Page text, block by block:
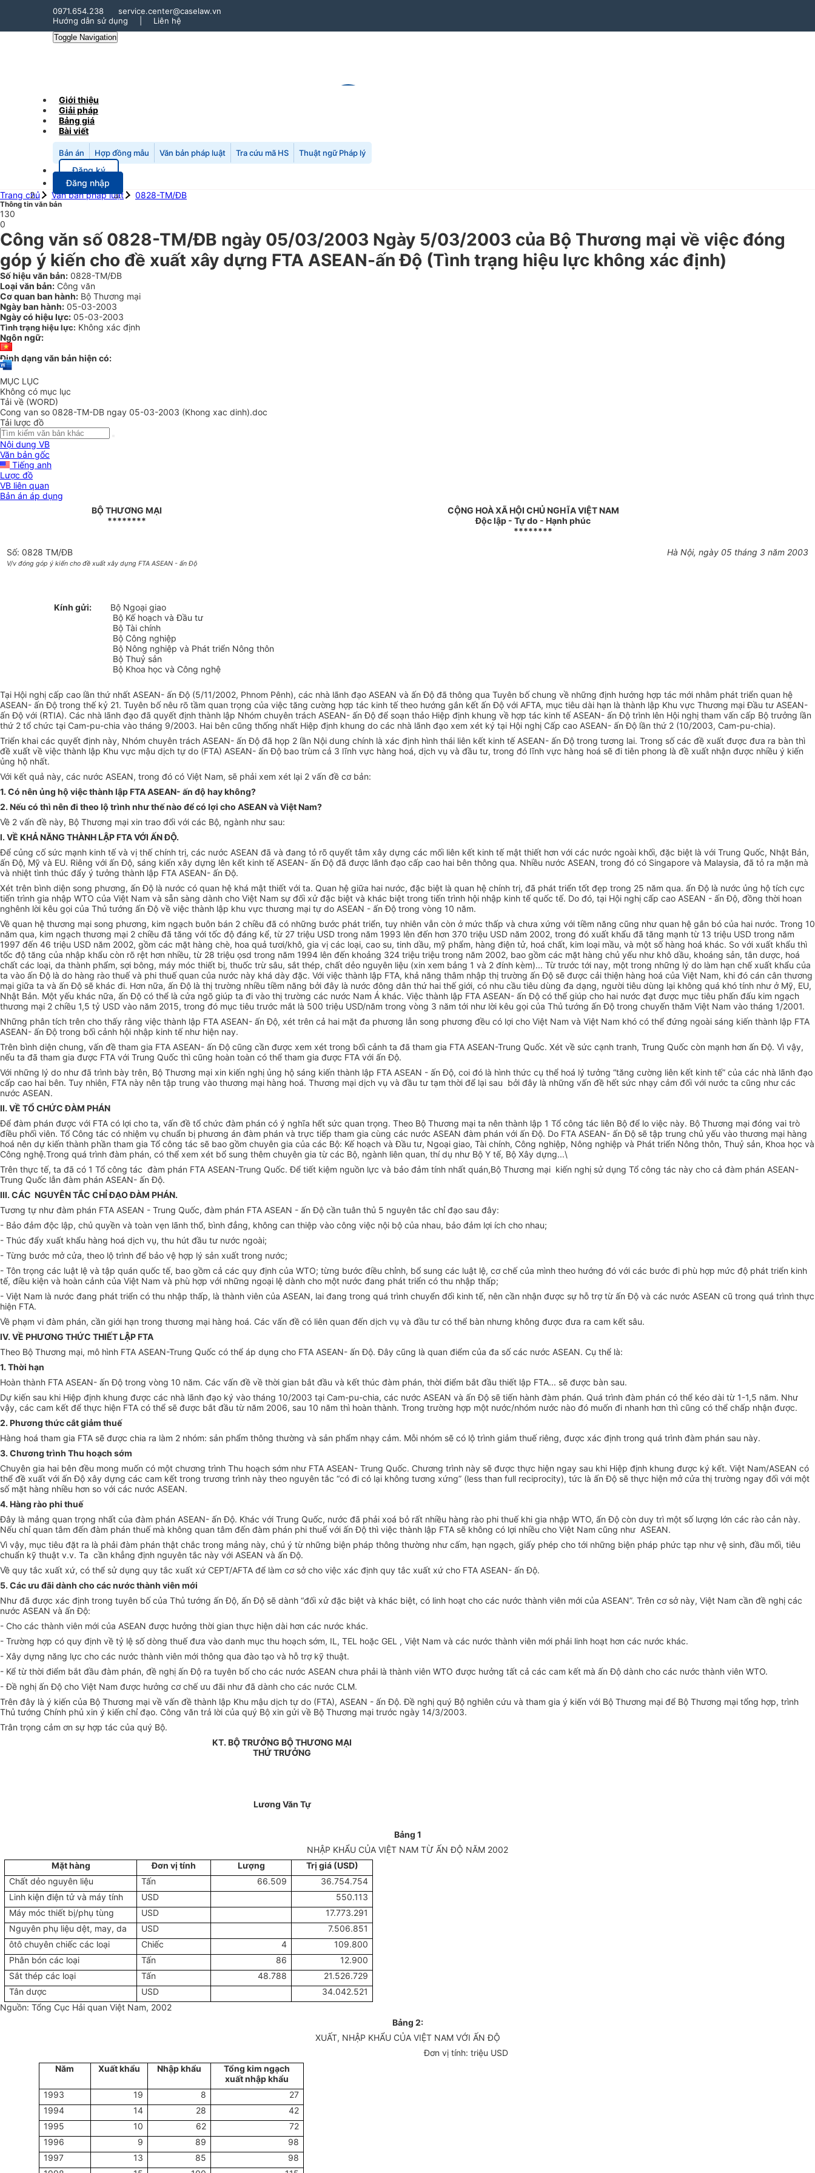
0971.654.238
service.center@caselaw.vn
Hướng dẫn sử dụng
Liên hệ
Toggle Navigation
Giới thiệu
Giải pháp
Bảng giá
Bài viết
Bản án Hợp đồng mẫu Văn bản pháp luật Tra cứu mã HS Thuật ngữ Pháp lý
Đăng ký
Đăng nhập
Trang chủ
Văn bản pháp luật 0828-TM/ĐB
Thông tin văn bản
130
0
Công văn số 0828-TM/ĐB ngày 05/03/2003 Ngày 5/03/2003 của Bộ Thương mại về việc đóng
góp ý kiến cho đề xuất xây dựng FTA ASEAN-ấn Độ (Tình trạng hiệu lực không xác định)
Số hiệu văn bản: 0828-TM/ĐB
Loại văn bản: Công văn
Cơ quan ban hành: Bộ Thương mại
Ngày ban hành: 05-03-2003
Ngày có hiệu lực: 05-03-2003
Tình trạng hiệu lực: Không xác định
Ngôn ngữ:
Định dạng văn bản hiện có:
MỤC LỤC
Không có mục lục
Tải về (WORD)
Cong van so 0828-TM-DB ngay 05-03-2003 (Khong xac dinh).doc
Tải lược đồ
Nội dung VB
Văn bản gốc
Tiếng anh
Lược đồ
VB liên quan
Bản án áp dụng
BỘ THƯƠNG MẠI
********
CỘNG HOÀ XÃ HỘI CHỦ NGHĨA VIỆT NAM
Độc lập - Tự do - Hạnh phúc
********
Số: 0828 TM/ĐB
V/v đóng góp ý kiến cho đề xuất xây dựng FTA ASEAN - ấn Độ
Hà Nội, ngày 05 tháng 3 năm 2003
Kính gửi:
Bộ Ngoại giao
Bộ Kế hoạch và Đầu tư
Bộ Tài chính
Bộ Công nghiệp
Bộ Nông nghiệp và Phát triển Nông thôn
Bộ Thuỷ sản
Bộ Khoa học và Công nghệ
Tại Hội nghị cấp cao lần thứ nhất ASEAN- ấn Độ (5/11/2002, Phnom Pênh), các nhà lãnh đạo ASEAN và ấn Độ đã thông qua Tuyên bố chung về những định hướng hợp tác mới nhằm phát triển quan hệ
ASEAN- ấn Độ trong thế kỷ 21. Tuyên bố nêu rõ tầm quan trọng của việc tăng cường hợp tác kinh tế theo hướng gắn kết ấn Độ với AFTA, mục tiêu dài hạn là thành lập Khu vực Thương mại Đầu tư ASEAN-
ấn Độ với (RTIA). Các nhà lãnh đạo đã quyết định thành lập Nhóm chuyên trách ASEAN- ấn Độ để soạn thảo Hiệp định khung về hợp tác kinh tế ASEAN- ấn Độ trình lên Hội nghị tham vấn cấp Bộ trưởng lần
thứ 2 tổ chức tại Cam-pu-chia vào tháng 9/2003. Hai bên cũng thống nhất Hiệp định khung do các nhà lãnh đạo xem xét ký tại Hội nghị Cấp cao ASEAN- ấn Độ lần thứ 2 (10/2003, Cam-pu-chia).
Triển khai các quyết định này, Nhóm chuyên trách ASEAN- ấn Độ đã họp 2 lần Nội dung chính là xác định hình thái liên kết kinh tế ASEAN- ấn Độ trong tương lai. Trong số các đề xuất được đưa ra bàn thì
đề xuất về việc thành lập Khu vực mậu dịch tự do (FTA) ASEAN- ấn Độ bao trùm cả 3 lĩnh vực hàng hoá, dịch vụ và đầu tư, trong đó lĩnh vực hàng hoá sẽ đi tiên phong là đề xuất nhận được nhiều ý kiến
ủng hộ nhất.
Với kết quả này, các nước ASEAN, trong đó có Việt Nam, sẽ phải xem xét lại 2 vấn đề cơ bản:
1. Có nên ủng hộ việc thành lập FTA ASEAN- ấn độ hay không?
2. Nếu có thì nên đi theo lộ trình như thế nào để có lợi cho ASEAN và Việt Nam?
Về 2 vấn đề này, Bộ Thương mại xin trao đổi với các Bộ, ngành như sau:
I. VỀ KHẢ NĂNG THÀNH LẬP FTA VỚI ẤN ĐỘ.
Để củng cố sức mạnh kinh tế và vị thế chính trị, các nước ASEAN đã và đang tỏ rõ quyết tâm xây dựng các mối liên kết kinh tế mật thiết hơn với các nước ngoài khối, đặc biệt là với Trung Quốc, Nhật Bản,
ấn Độ, Mỹ và EU. Riêng với ấn Độ, sáng kiến xây dựng lên kết kinh tế ASEAN- ấn Độ đã được lãnh đạo cấp cao hai bên thông qua. Nhiều nước ASEAN, trong đó có Singapore và Malaysia, đã tỏ ra mặn mà
và nhiệt tình thúc đẩy ý tưởng thành lập FTA ASEAN- ấn Độ.
Xét trên bình diện song phương, ấn Độ là nước có quan hệ khá mật thiết với ta. Quan hệ giữa hai nước, đặc biệt là quan hệ chính trị, đã phát triển tốt đẹp trong 25 năm qua. ấn Độ là nước ủng hộ tích cực
tiến trình gia nhập WTO của Việt Nam và sẵn sàng dành cho Việt Nam sự đối xử đặc biệt và khác biệt trong tiến trình hội nhập kinh tế quốc tế. Do đó, tại Hội nghị cấp cao ASEAN - ấn Độ, đồng thời hoan
nghênh lời kêu gọi của Thủ tướng ấn Độ về việc thành lập khu vực thương mại tự do ASEAN - ấn Độ trong vòng 10 năm.
Về quan hệ thương mại song phương, kim ngạch buôn bán 2 chiều đã có những bước phát triển, tuy nhiên vẫn còn ở mức thấp và chưa xứng với tiềm năng cũng như quan hệ gắn bó của hai nước. Trong 10
năm qua, kim ngạch thương mại 2 chiều đã tăng với tốc độ đáng kể, từ 27 triệu USD trong năm 1993 lên đến hơn 370 triệu USD năm 2002, trong đó xuất khẩu đã tăng mạnh từ 13 triệu USD trong năm
1997 đến 46 triệu USD năm 2002, gồm các mặt hàng chè, hoa quả tươi/khô, gia vị các loại, cao su, tinh dầu, mỹ phẩm, hàng điện tử, hoá chất, kim loại mầu, và một số hàng hoá khác. So với xuất khẩu thì
tốc độ tăng của nhập khẩu còn rõ rệt hơn nhiều, từ 28 triệu ọsd trong năm 1994 lên đến khoảng 324 triệu triệu trong năm 2002, bao gồm các mặt hàng chủ yếu như khô dầu, khoáng sản, tân dược, hoá
chất các loại, da thành phẩm, sợi bông, máy móc thiết bị, thuốc trừ sâu, sắt thép, chất dẻo nguyên liệu (xin xem bảng 1 và 2 đính kèm)... Từ trước tới nay, một trong những lý do làm hạn chế xuất khẩu của
ta vào ấn Độ là do hàng rào thuế và phi thuế quan của nước này khá dày đặc. Với việc thành lập FTA, khả năng thâm nhập thị trường ấn Độ sẽ được cải thiện hàng hoá của Việt Nam, khi đó cán cân thương
mại giữa ta và ấn Độ sẽ khác đi. Hơn nữa, ấn Độ là thị trường nhiều tiềm năng bởi đây là nước đông dân thứ hai thế giới, có nhu cầu tiêu dùng đa dạng, người tiêu dùng lại không quá khó tính như ở Mỹ, EU,
Nhật Bản. Một yếu khác nữa, ấn Độ có thể là cửa ngõ giúp ta đi vào thị trường các nước Nam Á khác. Việc thành lập FTA ASEAN- ấn Độ có thể giúp cho hai nước đạt được mục tiêu phấn đấu kim ngạch
thương mại 2 chiều 1,5 tỷ USD vào năm 2015, trong đó mục tiêu trước mắt là 500 triệu USD/năm trong vòng 3 năm tới như lời kêu gọi của Thủ tướng ấn Độ trong chuyến thăm Việt Nam vào tháng 1/2001.
Những phân tích trên cho thấy rằng việc thành lập FTA ASEAN- ấn Độ, xét trên cả hai mặt đa phương lẫn song phương đều có lợi cho Việt Nam và Việt Nam khó có thể đứng ngoài sáng kiến thành lập FTA
ASEAN- ấn Độ trong bối cảnh hội nhập kinh tế như hiện nay.
Trên bình diện chung, vấn đề tham gia FTA ASEAN- ấn Độ cũng cần được xem xét trong bối cảnh ta đã tham gia FTA ASEAN-Trung Quốc. Xét về sức cạnh tranh, Trung Quốc còn mạnh hơn ấn Độ. Vì vậy,
nếu ta đã tham gia được FTA với Trung Quốc thì cũng hoàn toàn có thể tham gia được FTA với ấn Độ.
Với những lý do như đã trình bày trên, Bộ Thương mại xin kiến nghị ủng hộ sáng kiến thành lập FTA ASEAN - ấn Độ, coi đó là hình thức cụ thể hoá lý tưởng “tăng cường liên kết kinh tế” của các nhà lãnh đạo
cấp cao hai bên. Tuy nhiên, FTA này nên tập trung vào thương mại hàng hoá. Thương mại dịch vụ và đầu tư tạm thời để lại sau bởi đây là những vấn đề hết sức nhạy cảm đối với nước ta cũng như các
nước ASEAN.
II. VỀ TỔ CHỨC ĐÀM PHÁN
Để đàm phán được với FTA có lợi cho ta, vấn đề tổ chức đàm phán có ý nghĩa hết sức quan trọng. Theo Bộ Thương mại ta nên thành lập 1 Tổ công tác liên Bộ để lo việc này. Bộ Thương mại đóng vai trò
điều phối viên. Tổ Công tác có nhiệm vụ chuẩn bị phương án đàm phán và trực tiếp tham gia cùng các nước ASEAN đàm phán với ấn Độ. Do FTA ASEAN- ấn Độ sẽ tập trung chủ yếu vào thương mại hàng
hoá nên dự kiến thành phần tham gia Tổ công tác sẽ bao gồm chuyên gia của các Bộ: Kế hoạch và Đầu tư, Ngoại giao, Tài chính, Công nghiệp, Nông nghiệp và Phát triển Nông thôn, Thuỷ sản, Khoa học và
Công nghệ.Trong quá trình đàm phán, có thể xem xét bổ sung thêm chuyên gia từ các Bộ, ngành liên quan, thí dụ như Bộ Y tế, Bộ Xây dựng...\
Trên thực tế, ta đã có 1 Tổ công tác đàm phán FTA ASEAN-Trung Quốc. Để tiết kiệm nguồn lực và bảo đảm tính nhất quán,Bộ Thương mại kiến nghị sử dụng Tổ công tác này cho cả đàm phán ASEAN-
Trung Quốc lẫn đàm phán ASEAN- ấn Độ.
III. CÁC NGUYÊN TẮC CHỈ ĐẠO ĐÀM PHÁN.
Tương tự như đàm phán FTA ASEAN - Trung Quốc, đàm phán FTA ASEAN - ấn Độ cần tuân thủ 5 nguyên tắc chỉ đạo sau đây:
- Bảo đảm độc lập, chủ quyền và toàn vẹn lãnh thổ, bình đẳng, không can thiệp vào công việc nội bộ của nhau, bảo đảm lợi ích cho nhau;
- Thúc đẩy xuất khẩu hàng hoá dịch vụ, thu hút đầu tư nước ngoài;
- Từng bước mở cửa, theo lộ trình để bảo vệ hợp lý sản xuất trong nước;
- Tôn trọng các luật lệ và tập quán quốc tế, bao gồm cả các quy định của WTO; từng bước điều chỉnh, bổ sung các luật lệ, cơ chế của mình theo hướng đó với các bước đi phù hợp mức độ phát triển kinh
tế, điều kiện và hoàn cảnh của Việt Nam và phù hợp với những ngoại lệ dành cho một nước đang phát triển có thu nhập thấp;
- Việt Nam là nước đang phát triển có thu nhập thấp, là thành viên của ASEAN, lai đang trong quá trình chuyển đổi kinh tế, nên cần nhận được sự hỗ trợ từ ấn Độ và các nước ASEAN cũ trong quá trình thực
hiện FTA.
Về phạm vi đàm phán, cần giới hạn trong thương mại hàng hoá. Các vấn đề có liên quan đến dịch vụ và đầu tư có thể bàn nhưng không được đưa ra cam kết sâu.
IV. VỀ PHƯƠNG THỨC THIẾT LẬP FTA
Theo Bộ Thương mại, mô hình FTA ASEAN-Trung Quốc có thể áp dụng cho FTA ASEAN- ấn Độ. Đây cũng là quan điểm của đa số các nước ASEAN. Cụ thể là:
1. Thời hạn
Hoàn thành FTA ASEAN- ấn Độ trong vòng 10 năm. Các vấn đề về thời gian bắt đầu và kết thúc đàm phán, thời điểm bắt đầu thiết lập FTA... sẽ được bàn sau.
Dự kiến sau khi Hiệp định khung được các nhà lãnh đạo ký vào tháng 10/2003 tại Cam-pu-chia, các nước ASEAN và ấn Độ sẽ tiến hành đàm phán. Quá trình đàm phán có thể kéo dài từ 1-1,5 năm. Như
vậy, các cam kết để thực hiện FTA có thể sẽ được bắt đầu từ năm 2006, sau 10 năm thì hoàn thành. Trong trường hợp một nước/nhóm nước nào đó muốn đi nhanh hơn thì cũng có thể chấp nhận được.
2. Phương thức cắt giảm thuế
Hàng hoá tham gia FTA sẽ được chia ra làm 2 nhóm: sản phẩm thông thường và sản phẩm nhạy cảm. Mỗi nhóm sẽ có lộ trình giảm thuế riêng, được xác định trong quá trình đàm phán sau này.
3. Chương trình Thu hoạch sớm
Chuyên gia hai bên đều mong muốn có một chương trình Thu hoạch sớm như FTA ASEAN- Trung Quốc. Chương trình này sẽ được thực hiện ngay sau khi Hiệp định khung được ký kết. Việt Nam/ASEAN có
thể đề xuất với ấn Độ xây dựng các cam kết trong trương trình này theo nguyên tắc “có đi có lại không tương xứng” (less than full reciprocity), tức là ấn Độ sẽ thực hiện mở cửa thị trường ngay đối với một
số mặt hàng nhiều hơn so với các nước ASEAN.
4. Hàng rào phi thuế
Đây là mảng quan trọng nhất của đàm phán ASEAN- ấn Độ. Khác với Trung Quốc, nước đã phải xoá bỏ rất nhiều hàng rào phi thuế khi gia nhập WTO, ấn Độ còn duy trì một số lượng lớn các rào cản này.
Nếu chỉ quan tâm đến đàm phán thuế mà không quan tâm đến đàm phán phi thuế với ấn Độ thì việc thành lập FTA sẽ không có lợi nhiều cho Việt Nam cũng như ASEAN.
Vì vậy, mục tiêu đặt ra là phải đàm phán thật chắc trong mảng này, chú ý từ những biện pháp thông thường như cấm, hạn ngạch, giấy phép cho tới những biện pháp phức tạp như vệ sinh, đầu mối, tiêu
chuẩn kỹ thuật v.v. Ta cần khẳng định nguyên tắc này với ASEAN và ấn Độ.
Về quy tắc xuất xứ, có thể sử dụng quy tắc xuất xứ CEPT/AFTA để làm cơ sở cho việc xác định quy tắc xuất xứ cho FTA ASEAN- ấn Độ.
5. Các ưu đãi dành cho các nước thành viên mới
Như đã được xác định trong tuyên bố của Thủ tướng ấn Độ, ấn Độ sẽ dành “đối xử đặc biệt và khác biệt, có linh hoạt cho các nước thành viên mới của ASEAN”. Trên cơ sở này, Việt Nam cần đề nghị các
nước ASEAN và ấn Độ:
- Cho các thành viên mới của ASEAN được hưởng thời gian thực hiện dài hơn các nước khác.
- Trường hợp có quy định về tỷ lệ số dòng thuế đưa vào danh mục thu hoạch sớm, IL, TEL hoặc GEL , Việt Nam và các nước thành viên mới phải linh hoạt hơn các nước khác.
- Xây dựng năng lực cho các nước thành viên mới thông qua đào tạo và hỗ trợ kỹ thuật.
- Kể từ thời điểm bắt đầu đàm phán, đề nghị ấn Độ ra tuyên bố cho các nước ASEAN chưa phải là thành viên WTO được hưởng tất cả các cam kết mà ấn Độ dành cho các nước thành viên WTO.
- Đề nghị ấn Độ cho Việt Nam được hưởng cơ chế ưu đãi như đã dành cho các nước CLM.
Trên đây là ý kiến của Bộ Thương mại về vấn đề thành lập Khu mậu dịch tự do (FTA), ASEAN - ấn Độ. Đề nghị quý Bộ nghiên cứu và tham gia ý kiến với Bộ Thương mại để Bộ Thương mại tổng hợp, trình
Thủ tướng Chính phủ xin ý kiến chỉ đạo. Công văn trả lời của quý Bộ xin gửi về Bộ Thương mại trước ngày 14/3/2003.
Trân trọng cảm ơn sự hợp tác của quý Bộ.
KT. BỘ TRƯỞNG BỘ THƯƠNG MẠI
THỨ TRƯỞNG
Lương Văn Tự
Bảng 1
NHẬP KHẨU CỦA VIỆT NAM TỪ ẤN ĐỘ NĂM 2002
Mặt hàng
Đơn vị tính Lượng
Trị giá (USD)
Chất dẻo nguyên liệu
Tấn 66.509
36.754.754
Linh kiện điện tử và máy tính
USD
550.113
Máy móc thiết bị/phụ tùng
USD
17.773.291
Nguyên phụ liệu dệt, may, da
USD
7.506.851
ôtô chuyên chiếc các loại
Chiếc 4
109.800
Phân bón các loại
Tấn 86
12.900
Sắt thép các loại
Tấn 48.788
21.526.729
Tân dược
USD
34.042.521
Nguồn: Tổng Cục Hải quan Việt Nam, 2002
Bảng 2:
XUẤT, NHẬP KHẨU CỦA VIỆT NAM VỚI ẤN ĐỘ
Đơn vị tính: triệu USD
Năm
Xuất khẩu Nhập khẩu
Tổng kim ngạch
xuất nhập khẩu
1993
19 8
27
1994
14 28
42
1995
10 62
72
1996
9 89
98
1997
13 85
98